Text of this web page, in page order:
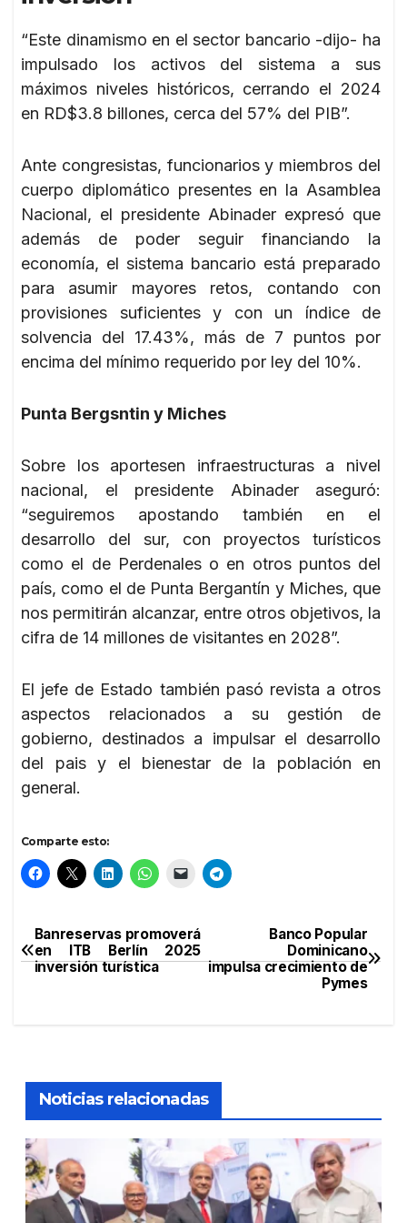
“Este dinamismo en el sector bancario -dijo- ha
impulsado los activos del sistema a sus
máximos niveles históricos, cerrando el 2024
en RD$3.8 billones, cerca del 57% del PIB”.
Ante congresistas, funcionarios y miembros del
cuerpo diplomático presentes en la Asamblea
Nacional, el presidente Abinader expresó que
además de poder seguir financiando la
economía, el sistema bancario está preparado
para asumir mayores retos, contando con
provisiones suficientes y con un índice de
solvencia del 17.43%, más de 7 puntos por
encima del mínimo requerido por ley del 10%.
Punta Bergsntin y Miches
Sobre los aportesen infraestructuras a nivel
nacional, el presidente Abinader aseguró:
“seguiremos apostando también en el
desarrollo del sur, con proyectos turísticos
como el de Perdenales o en otros puntos del
país, como el de Punta Bergantín y Miches, que
nos permitirán alcanzar, entre otros objetivos, la
cifra de 14 millones de visitantes en 2028”.
El jefe de Estado también pasó revista a otros
aspectos relacionados a su gestión de
gobierno, destinados a impulsar el desarrollo
del pais y el bienestar de la población en
general.
Comparte esto:
Navegación
de
Banco Popular
Dominicano
impulsa crecimiento de
Pymes
Banreservas promoverá
en ITB Berlín 2025
inversión turística
Noticias relacionadas